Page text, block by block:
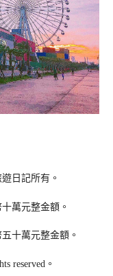
日記所有。
萬元整金額。
十萬元整金額。
reserved。